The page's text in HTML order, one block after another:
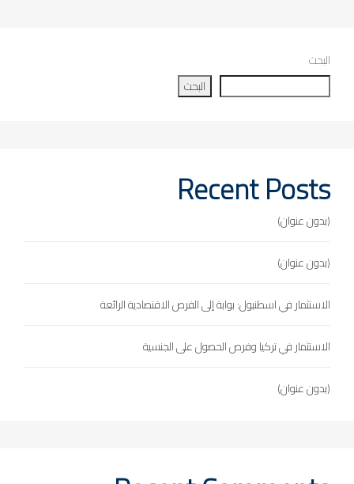
البحث
البحث
Recent Posts
(بدون عنوان)
(بدون عنوان)
الاستثمار في اسطنبول: بوابة إلى الفرص الاقتصادية الرائعة
الاستثمار في تركيا وفرص الحصول على الجنسية
(بدون عنوان)